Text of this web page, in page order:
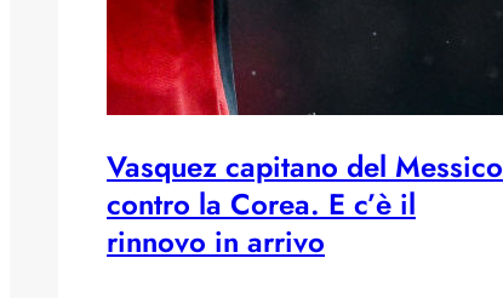
Vasquez capitano del Messico
contro la Corea. E c’è il
rinnovo in arrivo